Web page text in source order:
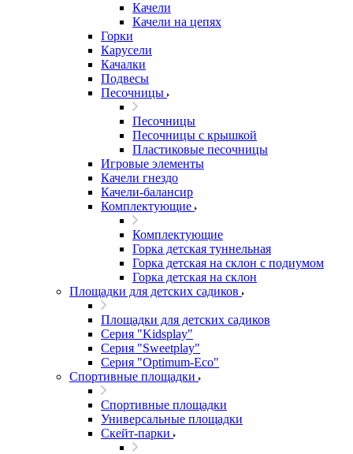
Качели
Качели на цепях
Горки
Карусели
Качалки
Подвесы
Песочницы
Песочницы
Песочницы с крышкой
Пластиковые песочницы
Игровые элементы
Качели гнездо
Качели-балансир
Комплектующие
Комплектующие
Горка детская туннельная
Горка детская на склон с подиумом
Горка детская на склон
Площадки для детских садиков
Площадки для детских садиков
Серия "Kidsplay"
Серия "Sweetplay"
Серия "Оptimum-Еco"
Спортивные площадки
Спортивные площадки
Универсальные площадки
Скейт-парки